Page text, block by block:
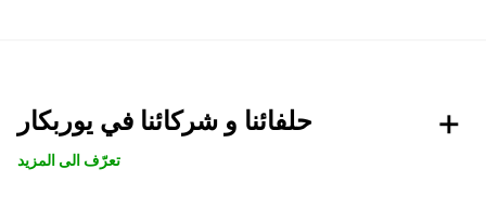
حلفائنا و شركائنا في يوربكار
تعرّف الى المزيد